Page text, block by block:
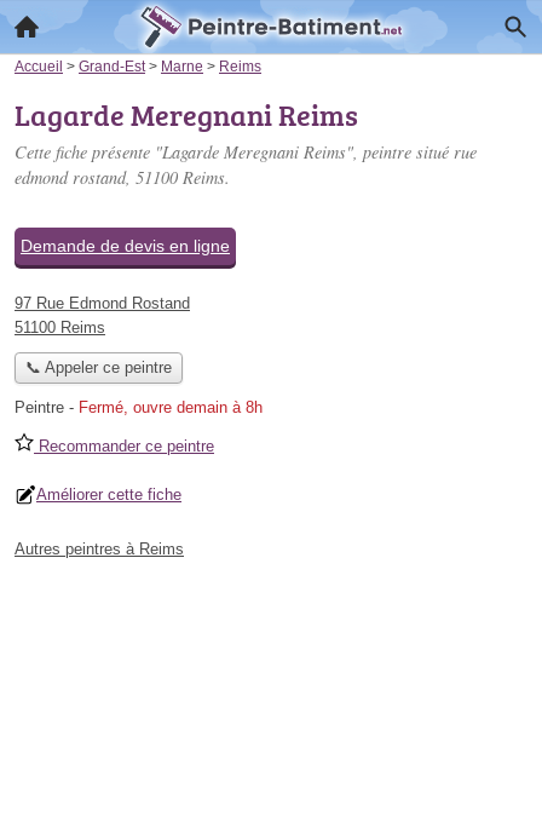
Accueil > Grand-Est > Marne > Reims
Lagarde Meregnani Reims
Cette fiche présente "Lagarde Meregnani Reims", peintre situé rue
edmond rostand, 51100 Reims.
Demande de devis en ligne
97 Rue Edmond Rostand
51100 Reims
📞 Appeler ce peintre
Peintre - Fermé, ouvre demain à 8h
Recommander ce peintre
Améliorer cette fiche
Autres peintres à Reims